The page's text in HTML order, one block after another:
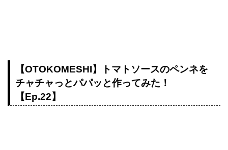
【OTOKOMESHI】トマトソースのペンネを
チャチャっとパパッと作ってみた！
【Ep.22】